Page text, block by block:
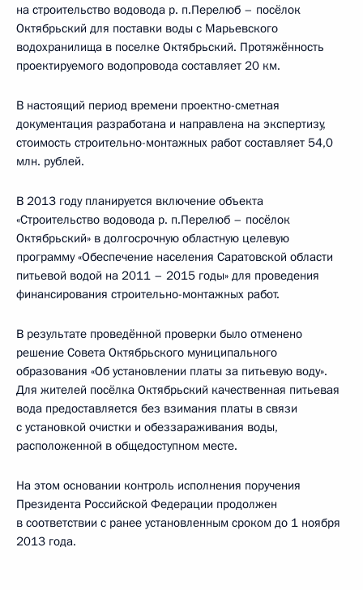
на строительство водовода р. п.Перелюб – посёлок
Октябрьский для поставки воды с Марьевского
водохранилища в поселке Октябрьский. Протяжённость
проектируемого водопровода составляет 20 км.
В настоящий период времени проектно-сметная
документация разработана и направлена на экспертизу,
стоимость строительно-монтажных работ составляет 54,0
млн. рублей.
В 2013 году планируется включение объекта
«Строительство водовода р. п.Перелюб – посёлок
Октябрьский» в долгосрочную областную целевую
программу «Обеспечение населения Саратовской области
питьевой водой на 2011 – 2015 годы» для проведения
финансирования строительно-монтажных работ.
В результате проведённой проверки было отменено
решение Совета Октябрьского муниципального
образования «Об установлении платы за питьевую воду».
Для жителей посёлка Октябрьский качественная питьевая
вода предоставляется без взимания платы в связи
с установкой очистки и обеззараживания воды,
расположенной в общедоступном месте.
На этом основании контроль исполнения поручения
Президента Российской Федерации продолжен
в соответствии с ранее установленным сроком до 1 ноября
2013 года.